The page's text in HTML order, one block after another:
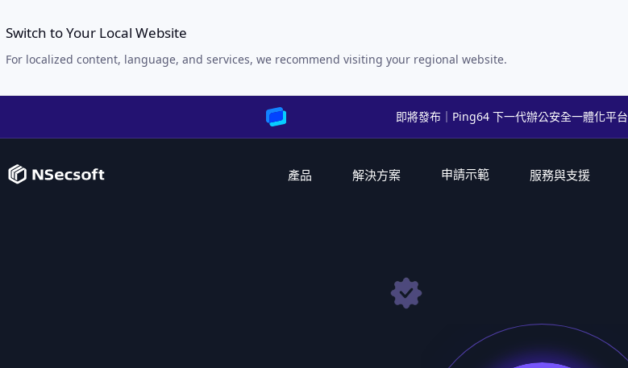
Switch to Your Local Website
For localized content, language, and services, we recommend visiting your regional website.
即將發布｜Ping64 下一代辦公安全一體化平台
產品 解決方案 申請示範 服務與支援